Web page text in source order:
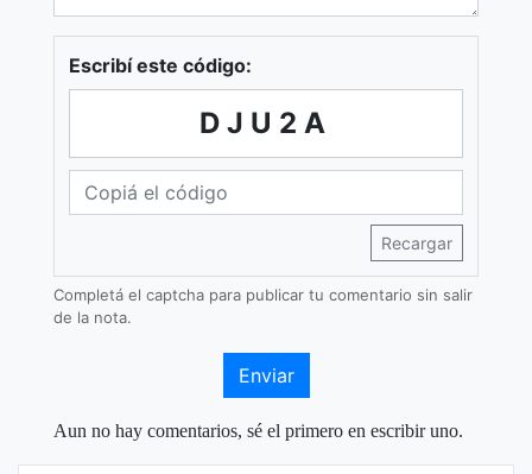
Escribí este código:
DJU2A
Recargar
Completá el captcha para publicar tu comentario sin salir
de la nota.
Enviar
Aun no hay comentarios, sé el primero en escribir uno.